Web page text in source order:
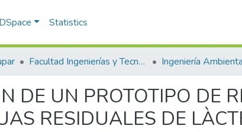
Statistics
Facultad Ingenierías y Tecnologías
DE UN PROTOTIPO DE
RESIDUALES DE